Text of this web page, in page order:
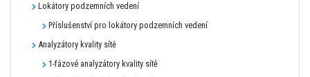
Lokátory podzemních vedení
Příslušenství pro lokátory podzemních vedení
Analyzátory kvality sítě
1-fázové analyzátory kvality sítě